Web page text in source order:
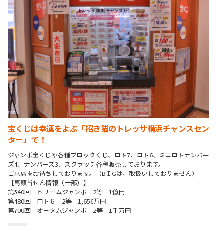
宝くじは幸運をよぶ「招き猫のトレッサ横浜チャンスセン
ター」で！
ジャンボ宝くじや各種ブロックくじ、ロト7、ロト6、ミニロトナンバー
ズ4、ナンバーズ3、スクラッチ各種販売しております。
ご来店をお待ちしております。（BＩGは、取扱いしておりません）
【高額当せん情報（一部）】
第540回　ドリームジャンボ　2等　1億円
第480回　ロト６　2等　1,656万円
第700回　オータムジャンボ　2等　1千万円